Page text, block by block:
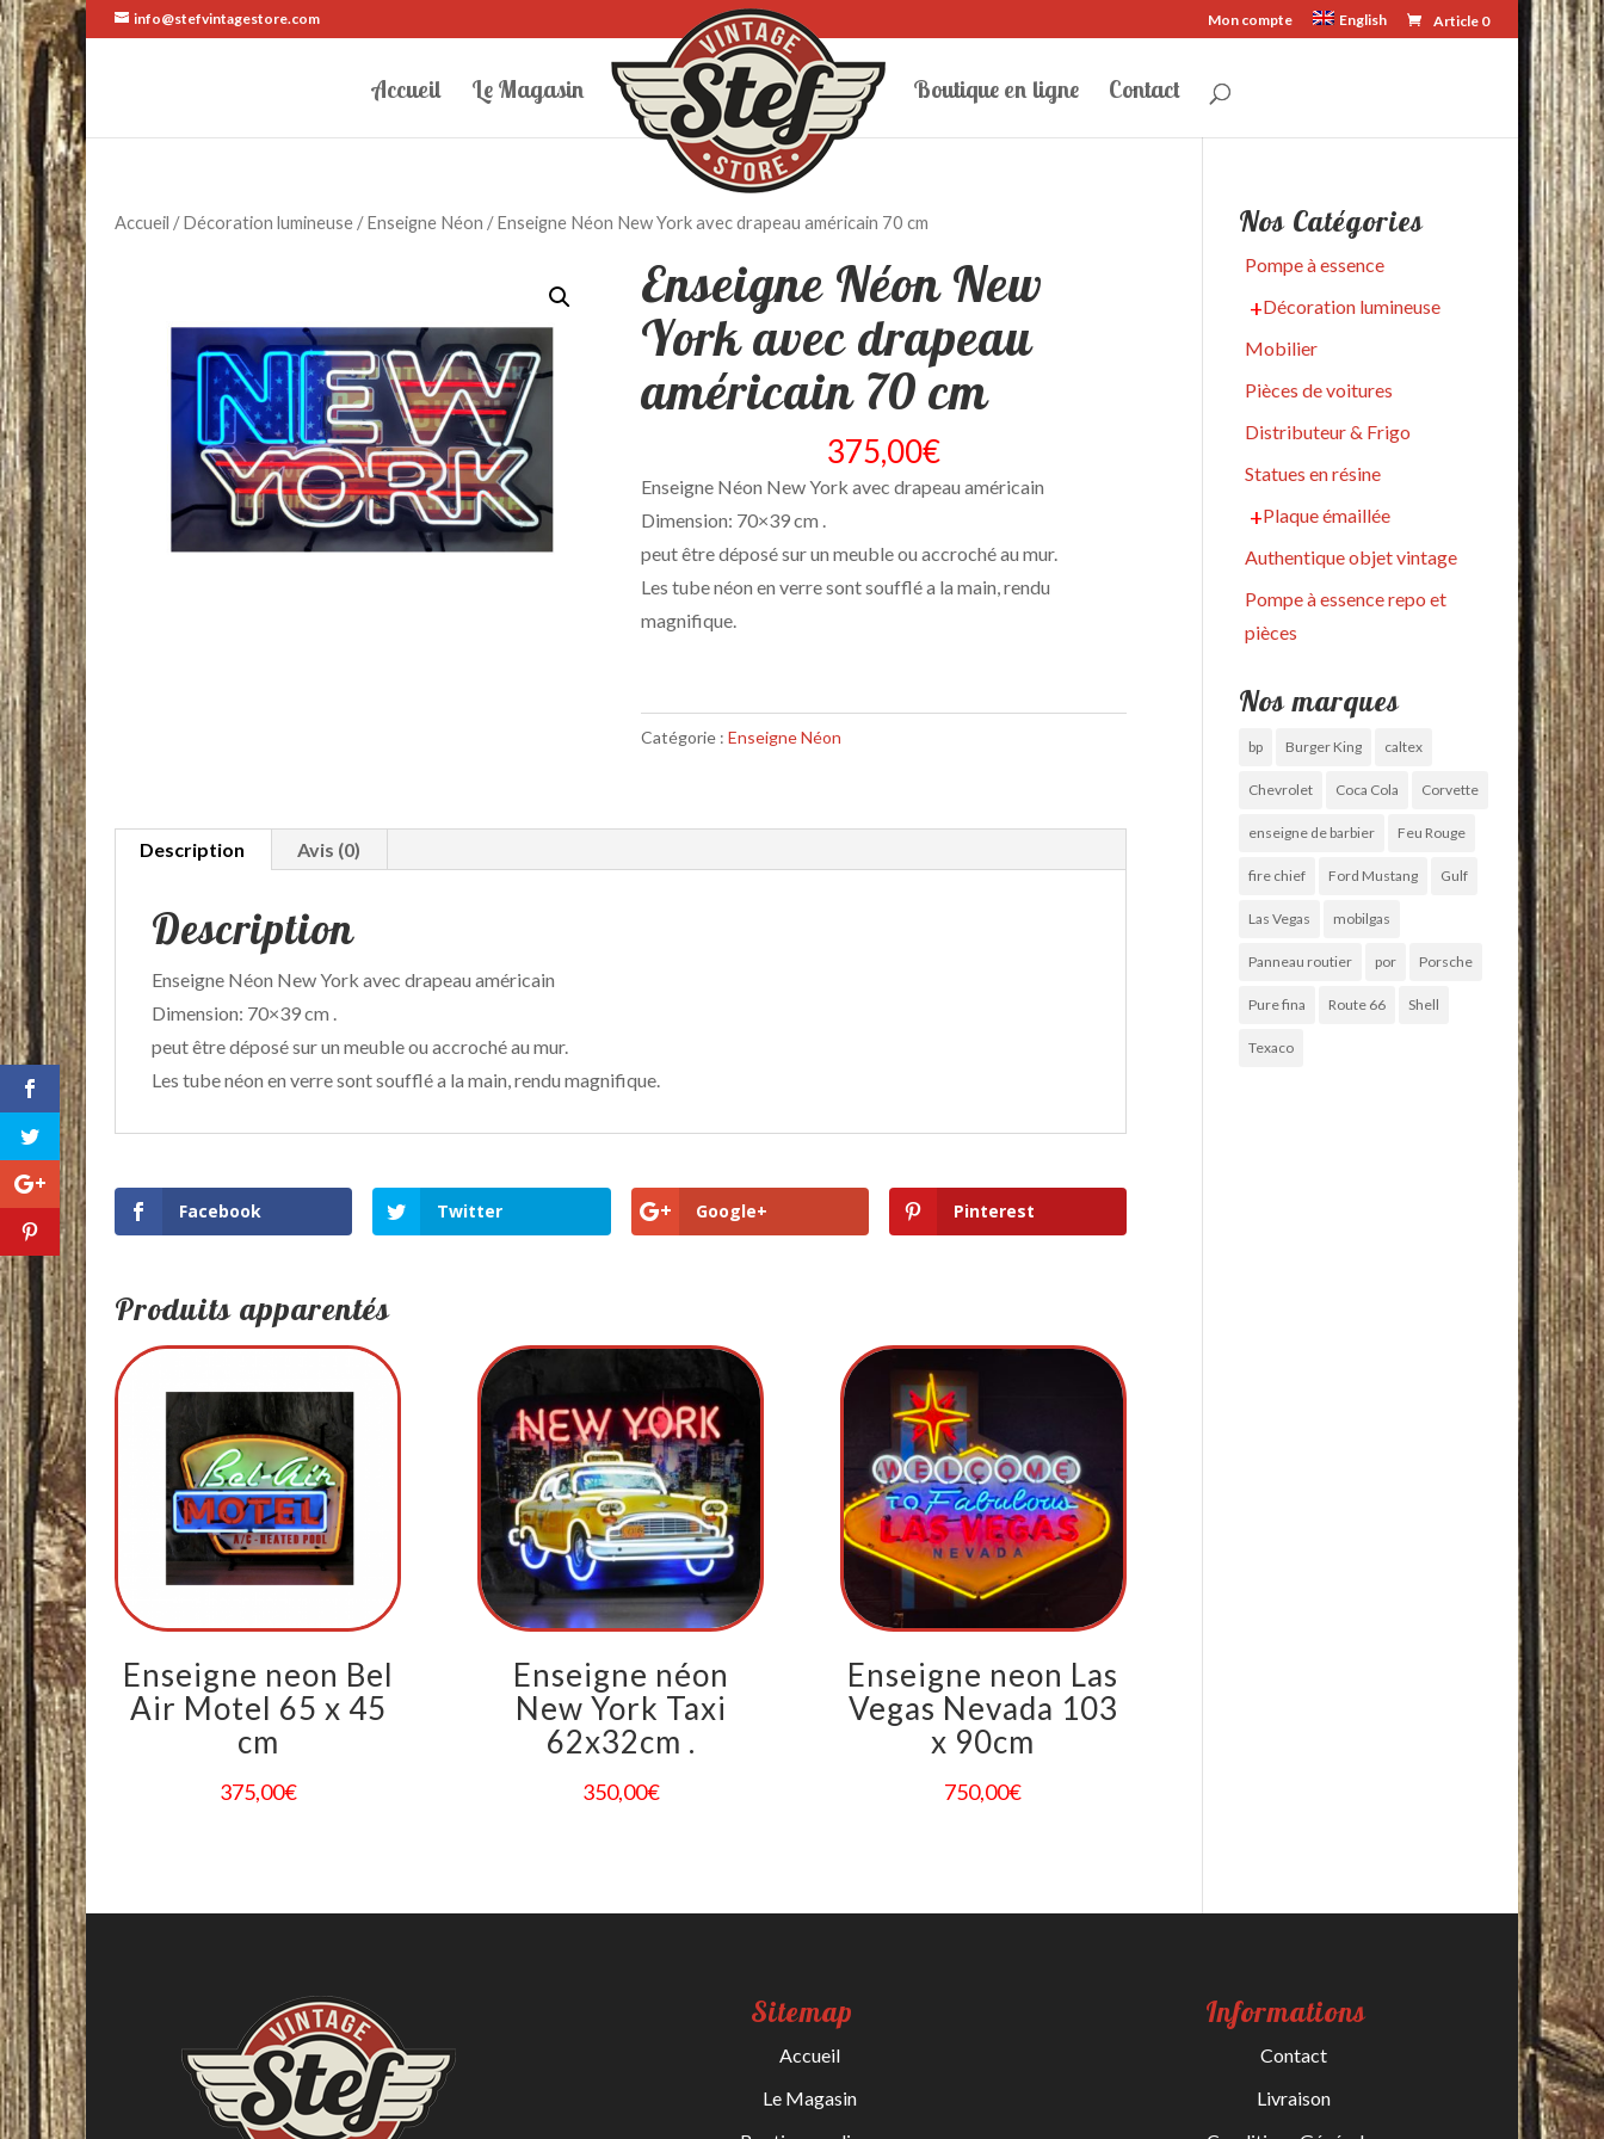
info@stefvintagestore.com Mon compte English Article 0
Accueil Le Magasin Boutique en ligne Contact
Accueil /Décoration lumineuse /Enseigne Néon / Enseigne Néon New York avec drapeau américain 70 cm
Enseigne Néon New
York avec drapeau
américain 70 cm
375,00€
Enseigne Néon New York avec drapeau américain
Dimension: 70×39 cm .
peut être déposé sur un meuble ou accroché au mur.
Les tube néon en verre sont soufflé a la main, rendu
magnifique.
Catégorie :Enseigne Néon
Description Avis (0)
Description
Enseigne Néon New York avec drapeau américain
Dimension: 70×39 cm .
peut être déposé sur un meuble ou accroché au mur.
Les tube néon en verre sont soufflé a la main, rendu magnifique.
Facebook Twitter Google+ Pinterest
Produits apparentés
Enseigne neon Bel
Air Motel 65 x 45
cm
375,00€
Enseigne néon
New York Taxi
62x32cm .
350,00€
Enseigne neon Las
Vegas Nevada 103
x 90cm
750,00€
Nos Catégories
Pompe à essence
Décoration lumineuse
Mobilier
Pièces de voitures
Distributeur & Frigo
Statues en résine
Plaque émaillée
Authentique objet vintage
Pompe à essence repo et
pièces
Nos marques
bp Burger King caltex
Chevrolet Coca Cola Corvette
enseigne de barbier Feu Rouge
fire chief Ford Mustang Gulf
Las Vegas mobilgas
Panneau routier por Porsche
Pure fina Route 66 Shell
Texaco
Sitemap
Accueil
Le Magasin
Informations
Contact
Livraison